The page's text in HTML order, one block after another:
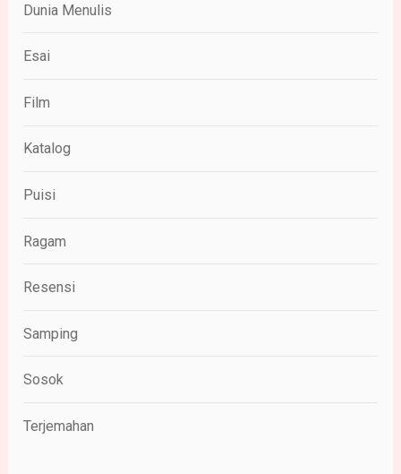
Dunia Menulis
Esai
Film
Katalog
Puisi
Ragam
Resensi
Samping
Sosok
Terjemahan